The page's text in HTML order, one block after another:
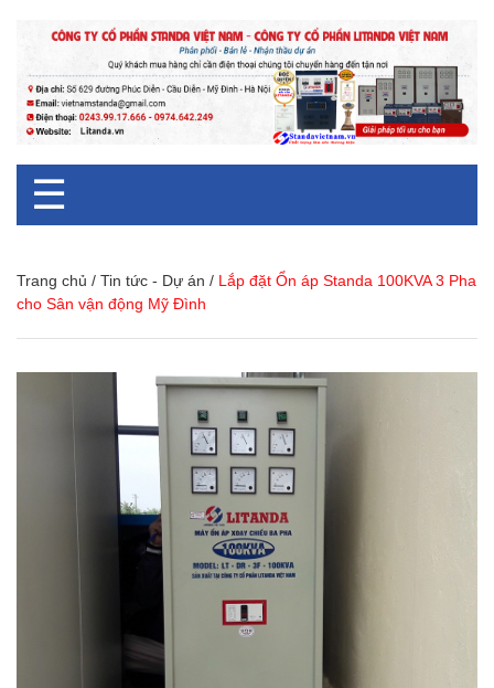
☰
Trang chủ / Tin tức - Dự án / Lắp đặt Ổn áp Standa 100KVA 3 Pha
cho Sân vận động Mỹ Đình